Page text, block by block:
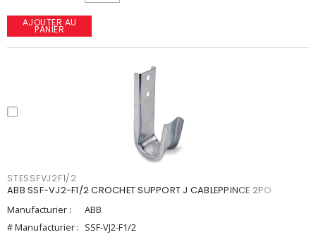
AJOUTER AU
PANIER
STESSFVJ2F1/2
ABB SSF-VJ2-F1/2 CROCHET SUPPORT J CABLEPPINCE 2PO
Manufacturier :
ABB
# Manufacturier : SSF-VJ2-F1/2